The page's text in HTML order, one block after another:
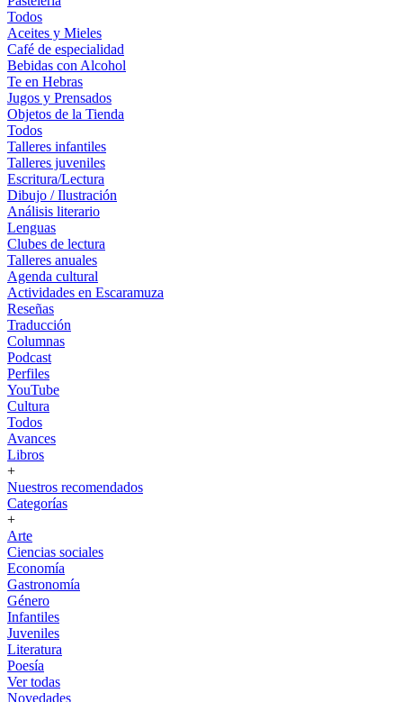
Todos
Aceites y Mieles
Café de especialidad
Bebidas con Alcohol
Te en Hebras
Jugos y Prensados
Objetos de la Tienda
Todos
Talleres infantiles
Talleres juveniles
Escritura/Lectura
Dibujo / Ilustración
Análisis literario
Lenguas
Clubes de lectura
Talleres anuales
Agenda cultural
Actividades en Escaramuza
Reseñas
Traducción
Columnas
Podcast
Perfiles
YouTube
Cultura
Todos
Avances
Libros
+
Nuestros recomendados
Categorías
+
Arte
Ciencias sociales
Economía
Gastronomía
Género
Infantiles
Juveniles
Literatura
Poesía
Ver todas
Novedades